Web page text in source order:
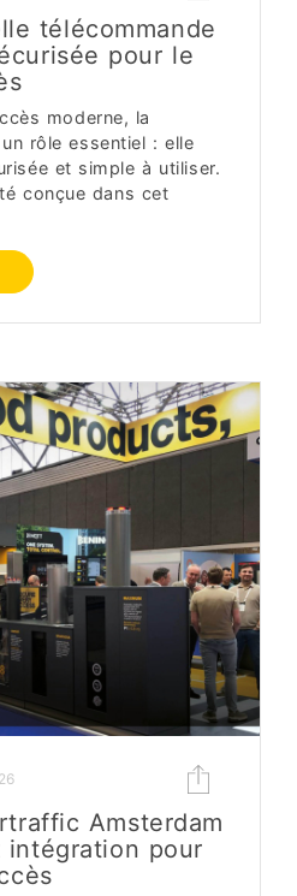
télécommande
pour le
moderne, la
rôle essentiel : elle
et simple à utiliser.
conçue dans cet
Amsterdam
pour